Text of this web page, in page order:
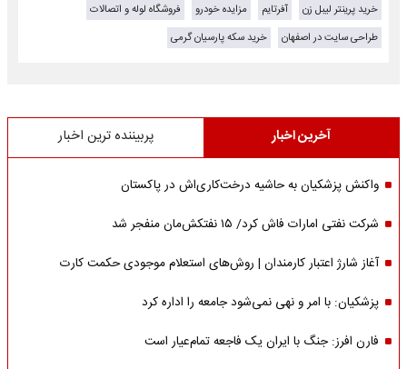
خرید پرینتر لیبل زن
آفرتایم مزایده خودرو
فروشگاه لوله و اتصالات
طراحی سایت در اصفهان
خرید سکه پارسیان گرمی
آخرین اخبار پربیننده ترین اخبار
واکنش پزشکیان به حاشیه درخت‌کاری‌اش در پاکستان
شرکت نفتی امارات فاش کرد/ ۱۵ نفتکش‌مان منفجر شد
آغاز شارژ اعتبار کارمندان | روش‌های استعلام موجودی حکمت کارت
پزشکیان: با امر و نهی نمی‌شود جامعه را اداره کرد
فارن افرز: جنگ با ایران یک فاجعه تمام‌عیار است